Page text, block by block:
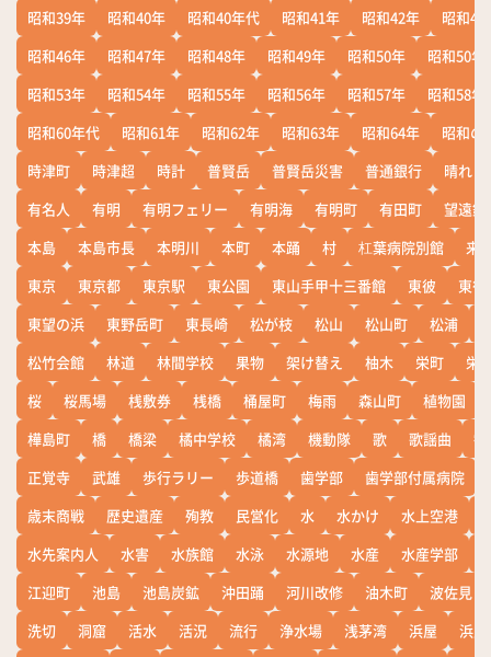
昭和39年
昭和40年 昭和40年代 昭和41年 昭和42年
昭和43
昭和46年
昭和47年 昭和48年 昭和49年 昭和50年
昭和50年
昭和53年
昭和54年 昭和55年 昭和56年 昭和57年
昭和58年
昭和60年代
昭和61年 昭和62年 昭和63年 昭和64年
昭和の
時津町
時津超 時計 普賢岳 普賢岳災害 普通銀行
晴れ
有名人
有明 有明フェリー 有明海 有明町 有田町
望遠鏡
本島
本島市長 本明川 本町 本踊 村 杠葉病院別館
来
東京
東京都 東京駅 東公園 東山手甲十三番館 東彼
東彼
東望の浜
東野岳町 東長崎 松が枝 松山 松山町 松浦
松竹会館
林道 林間学校 果物 架け替え 柚木 栄町
栄
桜
桜馬場 桟敷券 桟橋 桶屋町 梅雨 森山町 植物園
樺島町
橋 橋梁 橘中学校 橘湾 機動隊 歌 歌謡曲
正覚寺
武雄 歩行ラリー 歩道橋 歯学部 歯学部付属病院
歳末商戦
歴史遺産 殉教 民営化 水 水かけ 水上空港
水先案内人
水害 水族館 水泳 水源地 水産 水産学部
江迎町
池島 池島炭鉱 沖田踊 河川改修 油木町
波佐見
洗切
洞窟 活水 活況 流行 浄水場 浅茅湾 浜屋
浜